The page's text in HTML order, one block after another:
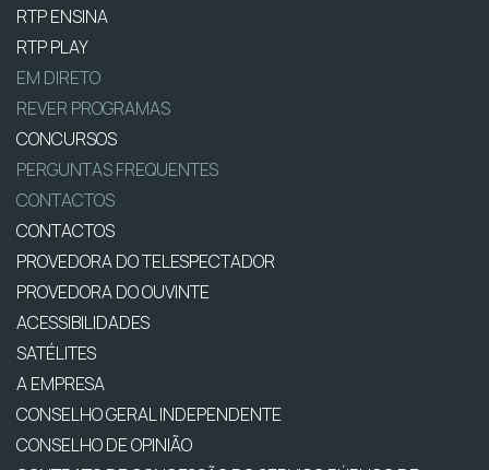
RTP ENSINA
RTP PLAY
EM DIRETO
REVER PROGRAMAS
CONCURSOS
PERGUNTAS FREQUENTES
CONTACTOS
CONTACTOS
PROVEDORA DO TELESPECTADOR
PROVEDORA DO OUVINTE
ACESSIBILIDADES
SATÉLITES
A EMPRESA
CONSELHO GERAL INDEPENDENTE
CONSELHO DE OPINIÃO